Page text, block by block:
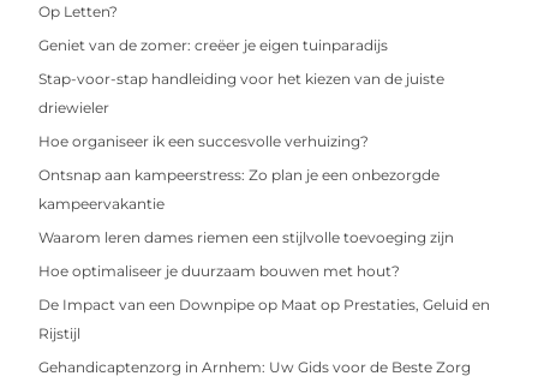
Op Letten?
Geniet van de zomer: creëer je eigen tuinparadijs
Stap-voor-stap handleiding voor het kiezen van de juiste
driewieler
Hoe organiseer ik een succesvolle verhuizing?
Ontsnap aan kampeerstress: Zo plan je een onbezorgde
kampeervakantie
Waarom leren dames riemen een stijlvolle toevoeging zijn
Hoe optimaliseer je duurzaam bouwen met hout?
De Impact van een Downpipe op Maat op Prestaties, Geluid en
Rijstijl
Gehandicaptenzorg in Arnhem: Uw Gids voor de Beste Zorg